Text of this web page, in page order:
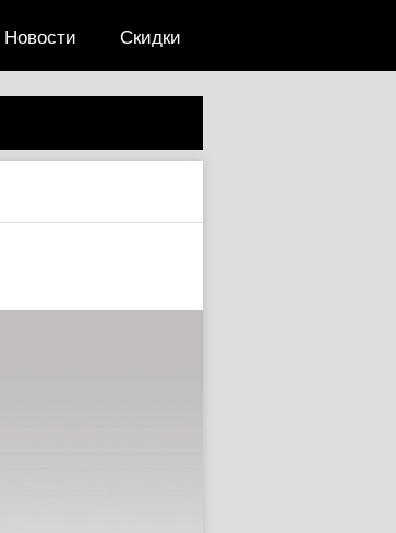
Скидки
Новости